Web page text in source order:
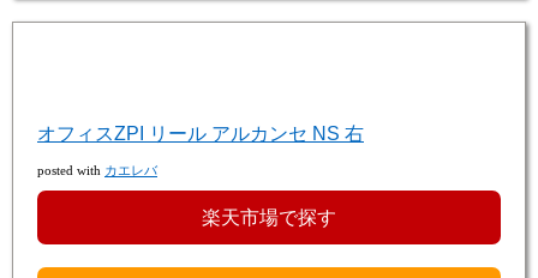
オフィスZPI リール アルカンセ NS 右
posted with カエレバ
楽天市場で探す